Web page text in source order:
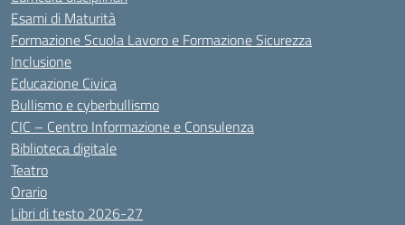
Esami di Maturità
Formazione Scuola Lavoro e Formazione Sicurezza
Inclusione
Educazione Civica
Bullismo e cyberbullismo
CIC – Centro Informazione e Consulenza
Biblioteca digitale
Teatro
Orario
Libri di testo 2026-27